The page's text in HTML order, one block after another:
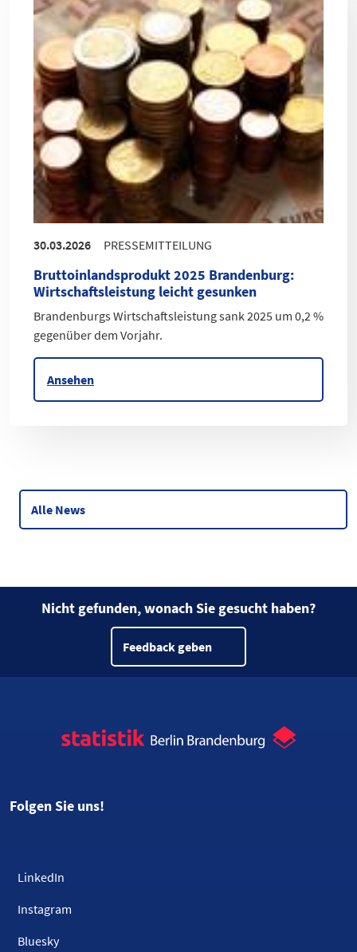
30.03.2026 PRESSEMITTEILUNG
Bruttoinlandsprodukt 2025 Brandenburg:
Wirtschaftsleistung leicht gesunken
Brandenburgs Wirtschaftsleistung sank 2025 um 0,2 %
gegenüber dem Vorjahr.
Ansehen
Alle News
Nicht gefunden, wonach Sie gesucht haben?
Feedback geben
Folgen Sie uns!
LinkedIn
Instagram
Bluesky